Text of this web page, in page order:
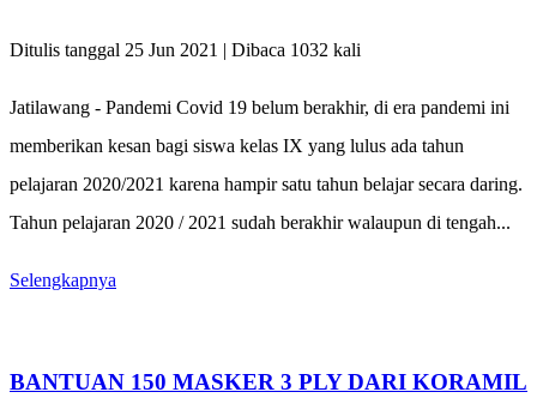
Ditulis tanggal 25 Jun 2021 | Dibaca 1032 kali
Jatilawang - Pandemi Covid 19 belum berakhir, di era pandemi ini
memberikan kesan bagi siswa kelas IX yang lulus ada tahun
pelajaran 2020/2021 karena hampir satu tahun belajar secara daring.
Tahun pelajaran 2020 / 2021 sudah berakhir walaupun di tengah...
Selengkapnya
BANTUAN 150 MASKER 3 PLY DARI KORAMIL